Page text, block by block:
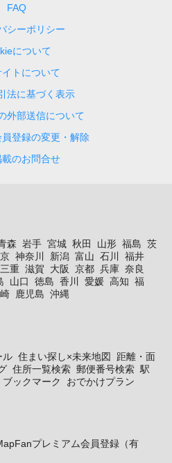
FAQ
シーポリシー
について
イトについて
法に基づく表示
外部送信について
登録の変更・解除
載のお問合せ
森 岩手 宮城 秋田 山形 福島 茨
神奈川 新潟 富山 石川
福井
三重 滋賀 大阪 京都 兵庫 奈良
山口 徳島 香川 愛媛 高知 福
鹿児島 沖縄
ル 住まい探し×未来地図
距離・面
住所一覧検索 郵便番号検索 駅
ブックマーク おでかけプラン
プレミアム会員登録（有